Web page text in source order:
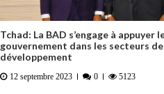
Tchad: La BAD s’engage à appuyer
gouvernement dans les secteurs de
développement
12 septembre 2023 0 5123